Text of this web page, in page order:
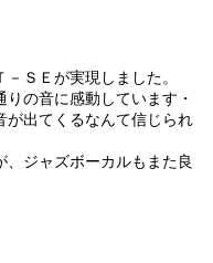
ＳＥが実現しました。
の音に感動しています・
が出てくるなんて信じられ
ジャズボーカルもまた良